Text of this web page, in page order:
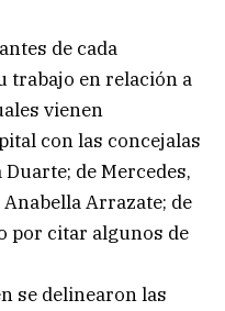
de cada
trabajo en relación a
vienen
con las concejalas
de Mercedes,
Arrazate; de
por citar algunos de
se delinearon las